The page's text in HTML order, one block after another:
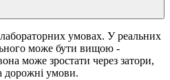
умовах. У реальних
може бути вищою -
може зростати через затори,
дорожні умови.